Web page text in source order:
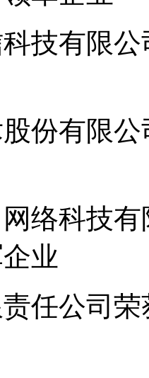
技有限
份有限
络科技
业
任公司